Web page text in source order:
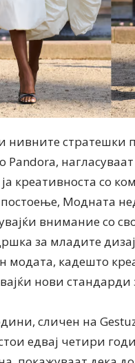
нивните стратешки
Pandora,
креативноста со
Модната
внимание со
за младите
модата, кадешто
нови
сличен на
едвај четири